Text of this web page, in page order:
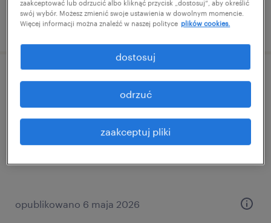
opublikowano 11 lutego 2026
head of engineering
gdańsk, pomorskie
opublikowano 6 maja 2026
zaakceptować lub odrzucić albo kliknąć przycisk „dostosuj”, aby określić
swój wybór. Możesz zmienić swoje ustawienia w dowolnym momencie.
Więcej informacji można znaleźć w naszej polityce plików cookies.
zaakceptuj pliki
odrzuć
dostosuj